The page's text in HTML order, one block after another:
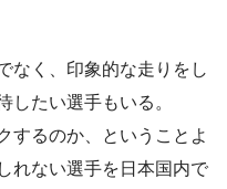
なく、印象的な走りをし
したい選手もいる。
するのか、ということよ
れない選手を日本国内で